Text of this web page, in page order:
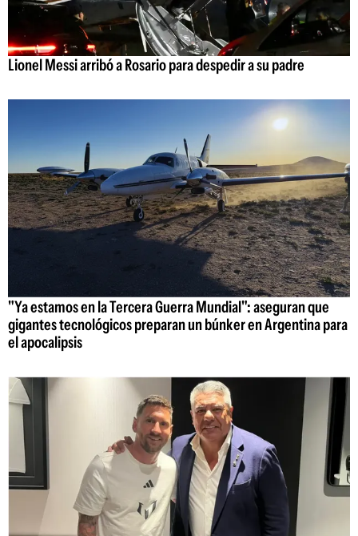
Lionel Messi arribó a Rosario para despedir a su padre
"Ya estamos en la Tercera Guerra Mundial": aseguran que
gigantes tecnológicos preparan un búnker en Argentina para
el apocalipsis